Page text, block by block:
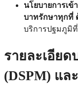
นโยบายการเข้
บาทรักษาทุกที่
บริการปฐมภูมิที่
รายละเอีย
(DSPM) แล